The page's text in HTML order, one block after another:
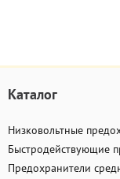
Каталог
Низковольтные
Быстродействующие
Предохранители